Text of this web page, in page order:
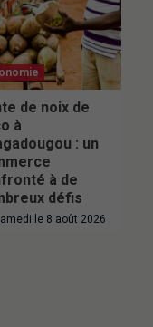
de noix de
à
: un
à de
défis
le 8 août 2026